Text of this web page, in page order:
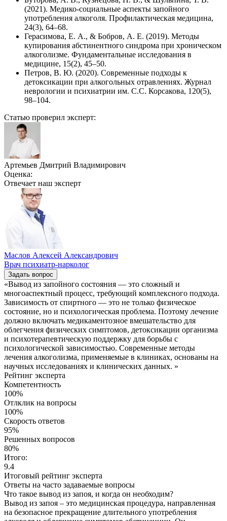
(2021). Медико-социальные аспекты запойного
употребления алкоголя. Профилактическая медицина,
24(3), 64–68.
Герасимова, Е. А., & Бобров, А. Е. (2019). Методы
купирования абстинентного синдрома при хроническом
алкоголизме. Фундаментальные исследования в
медицине, 15(2), 45–50.
Петров, В. Ю. (2020). Современные подходы к
детоксикации при алкогольных отравлениях. Журнал
неврологии и психиатрии им. С.С. Корсакова, 120(5),
98–104.
Статью проверил эксперт:
Артемьев Дмитрий Владимирович
Оценка:
Отвечает наш эксперт
Маслов Алексей Александрович
Врач психиатр-нарколог
Задать вопрос
«Вывод из запойного состояния — это сложный и
многоаспектный процесс, требующий комплексного подхода.
Зависимость от спиртного — это не только физическое
состояние, но и психологическая проблема. Поэтому лечение
должно включать медикаментозное вмешательство для
облегчения физических симптомов, детоксикации организма
и психотерапевтическую поддержку для борьбы с
психологической зависимостью. Современные методы
лечения алкоголизма, применяемые в клиниках, основаны на
научных исследованиях и клинических данных. »
Рейтинг эксперта
Компетентность
100%
Отлклик на вопросы
100%
Скорость ответов
95%
Решенных вопросов
80%
Итого:
9.4
Итоговый рейтинг эксперта
Ответы на часто задаваемые вопросы
Что такое вывод из запоя, и когда он необходим?
Вывод из запоя – это медицинская процедура, направленная
на безопасное прекращение длительного употребления